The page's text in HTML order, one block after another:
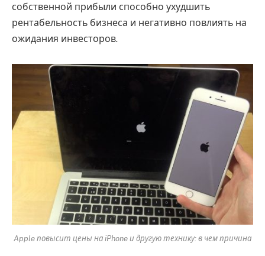
собственной прибыли способно ухудшить
рентабельность бизнеса и негативно повлиять на
ожидания инвесторов.
Apple повысит цены на iPhone и другую технику: в чем причина